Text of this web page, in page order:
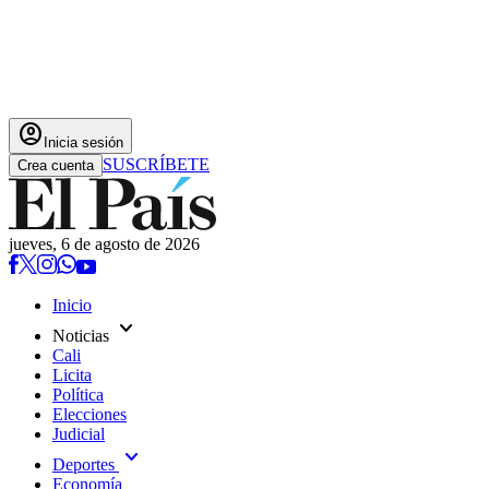
account_circle Inicia sesión
Crea cuenta SUSCRÍBETE
jueves, 6 de agosto de 2026
Inicio
Noticias expand_more
Cali
Licita
Política
Elecciones
Judicial
Deportes expand_more
Economía